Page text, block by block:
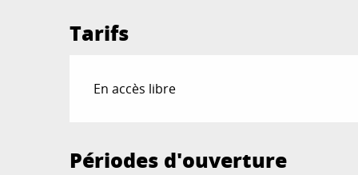
Tarifs
En accès libre
Périodes d'ouverture